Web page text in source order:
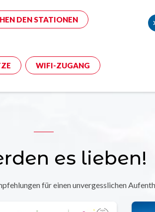
DEN STATIONEN
WIFI-ZUGANG
es lieben!
für einen unvergesslichen